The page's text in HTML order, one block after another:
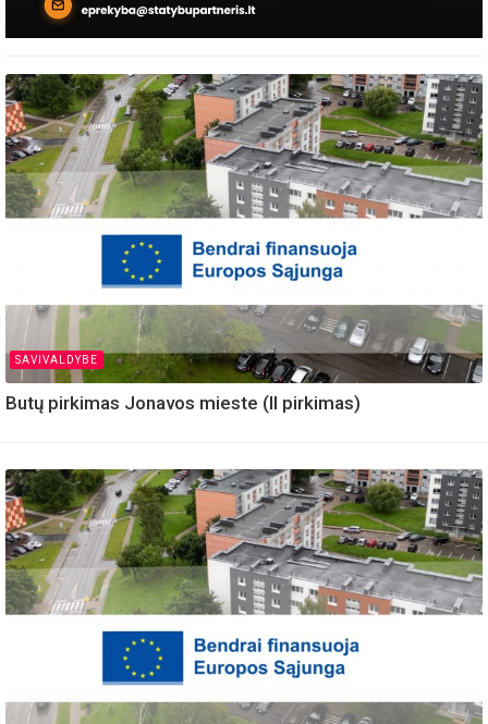
SAVIVALDYBE
Butų pirkimas Jonavos mieste (II pirkimas)